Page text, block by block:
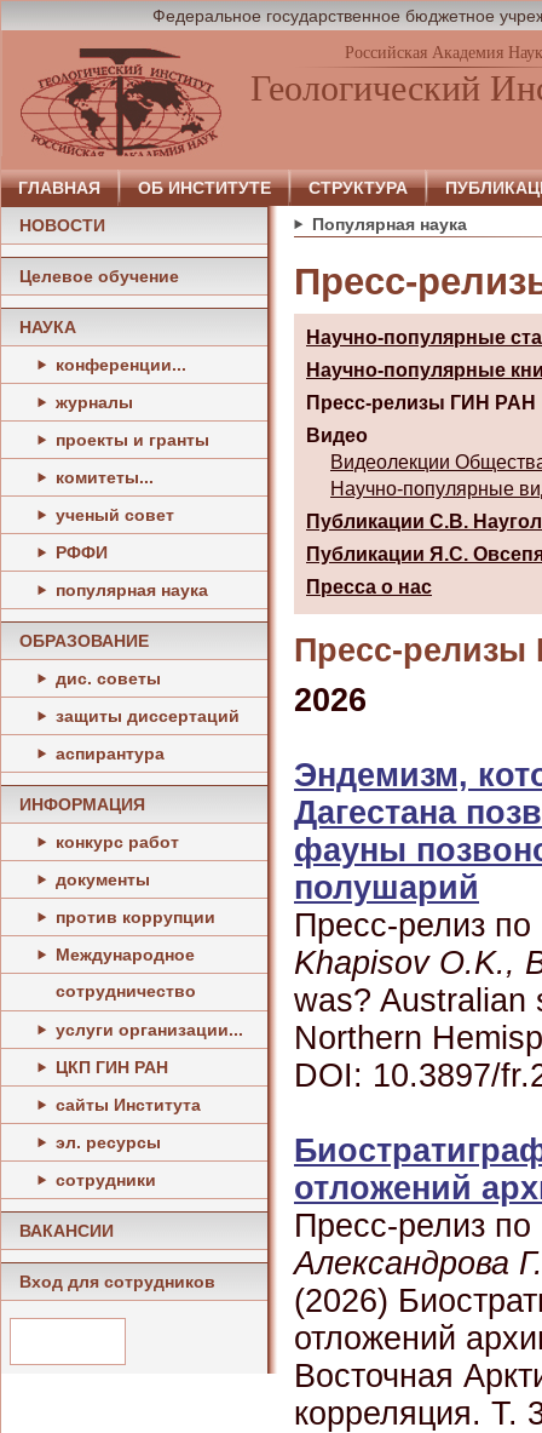
Федеральное государственное бюджетное
Российская Академия Наук
Геологический
ГЛАВНАЯ ОБ ИНСТИТУТЕ СТРУКТУРА
НОВОСТИ
Целевое обучение
НАУКА
конференции...
журналы
проекты и гранты
комитеты...
ученый совет
РФФИ
популярная наука
ОБРАЗОВАНИЕ
дис. советы
защиты диссертаций
аспирантура
ИНФОРМАЦИЯ
конкурс работ
документы
против коррупции
Международное
сотрудничество
услуги организации...
ЦКП ГИН РАН
сайты Института
эл. ресурсы
сотрудники
ВАКАНСИИ
Вход для сотрудников
Популярная наука
Пресс-
Научно-популярные
Научно-популярные
Пресс-релизы ГИН РАН
Видео
Видеолекции
Научно-популярные
Публикации С.В.
Публикации Я.С.
Пресса о нас
Пресс-релизы
2026
Эндемизм,
Дагестана
фауны
полушарий
Пресс-релиз по
Khapisov O.K.,
was? Australian
Northern
DOI: 10.3897/
отложений
Пресс-релиз по
Александрова
(2026)
отложений
Восточная
корреляция. Т.